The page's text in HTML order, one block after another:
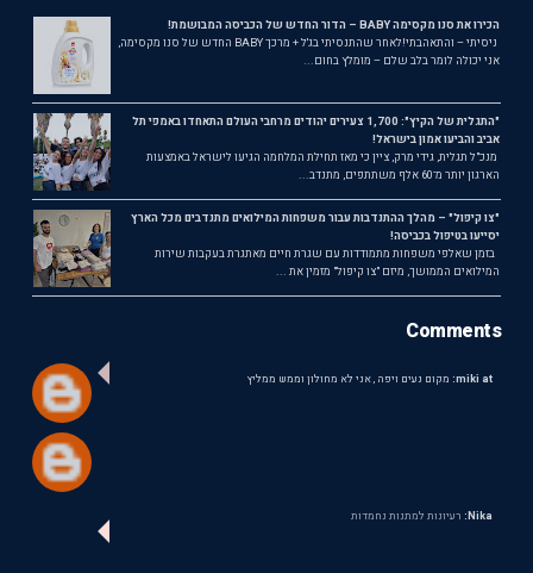
הכירו את סנו מקסימה BABY – הדור החדש של הכביסה המבושמת!
ניסיתי – והתאהבתי!לאחר שהתנסיתי בג'ל + מרכך BABY החדש של סנו מקסימה,
אני יכולה לומר בלב שלם – מומלץ בחום...
"התגלית של הקיץ": 1,700 צעירים יהודים מרחבי העולם התאחדו באמפי תל
אביב והביעו אמון בישראל!
מנכ"ל תגלית, גידי מרק, ציין כי מאז תחילת המלחמה הגיעו לישראל באמצעות
הארגון יותר מ־60 אלף משתתפים, מתנדב...
"צו קיפול" – מהלך ההתנדבות עבור משפחות המילואים מתנדבים מכל הארץ
יסייעו בטיפול בכביסה!
בזמן שאלפי משפחות מתמודדות עם שגרת חיים מאתגרת בעקבות שירות
המילואים הממושך, מיזם "צו קיפול" מזמין את ...
Comments
miki at: מקום נעים ויפה , אני לא מחולון וממש ממליץ
Nika: רעיונות למתנות נחמדות